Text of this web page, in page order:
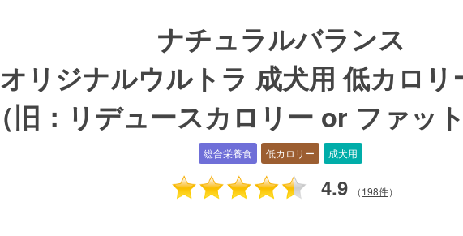
ナチュラルバランス
オリジナルウルトラ 成犬用 低カロリ
（旧：リデュースカロリー or ファッ
総合栄養食 低カロリー 成犬用
4.9 （198件）